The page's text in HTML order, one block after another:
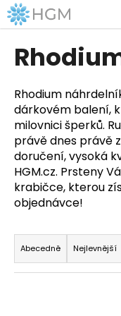
Přejít
na
obsah
Rhodium
dárkovém balení,
milovnici šperků.
právě dnes právě
doručení, vysoká
HGM.cz. Prsteny
krabičce, kterou
objednávce!
Ř
a
z
Abecedně Nejlevnější
K
o
o
p
o
t
ř
e
b
j
e
t